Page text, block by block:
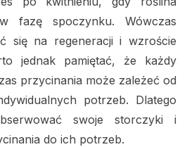
fazę spoczynku. Wówczas
się na regeneracji i wzroście
jednak pamiętać, że każdy
przycinania może zależeć od
potrzeb. Dlatego
swoje storczyki i
do ich potrzeb.